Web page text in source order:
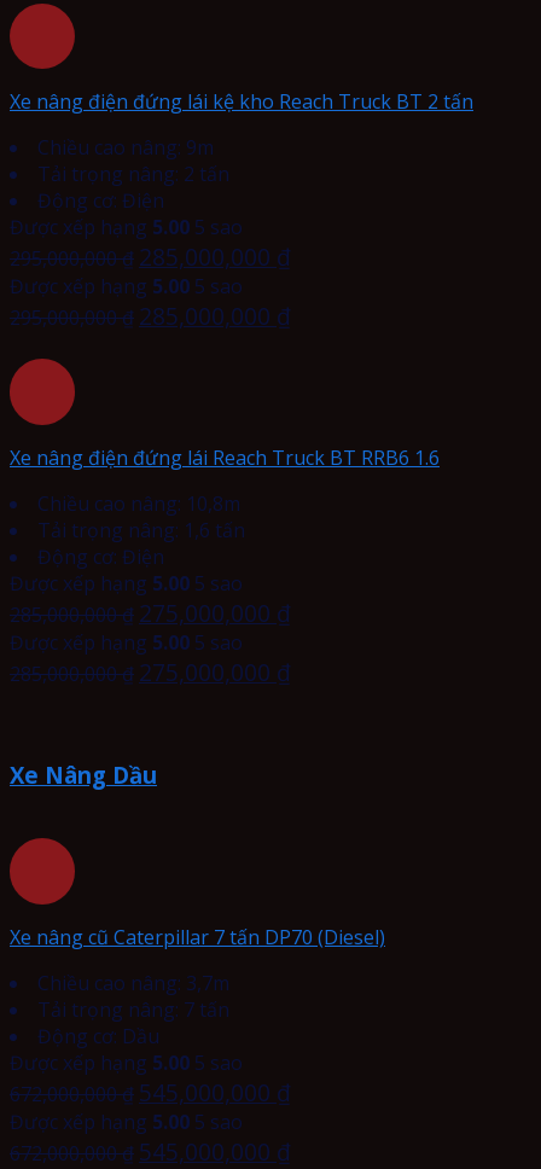
Xe nâng điện đứng lái kệ kho Reach Truck BT 2 tấn
Chiều cao nâng: 9m
Tải trọng nâng: 2 tấn
Động cơ: Điện
Được xếp hạng 5.00 5 sao
295,000,000₫ 285,000,000 ₫
Được xếp hạng 5.00 5 sao
295,000,000₫ 285,000,000 ₫
Xe nâng điện đứng lái Reach Truck BT RRB6 1.6
Chiều cao nâng: 10,8m
Tải trọng nâng: 1,6 tấn
Động cơ: Điện
Được xếp hạng 5.00 5 sao
285,000,000₫ 275,000,000 ₫
Được xếp hạng 5.00 5 sao
285,000,000₫ 275,000,000 ₫
Xe Nâng Dầu
Xe nâng cũ Caterpillar 7 tấn DP70 (Diesel)
Chiều cao nâng: 3,7m
Tải trọng nâng: 7 tấn
Động cơ: Dầu
Được xếp hạng 5.00 5 sao
672,000,000₫ 545,000,000 ₫
Được xếp hạng 5.00 5 sao
672,000,000₫ 545,000,000 ₫